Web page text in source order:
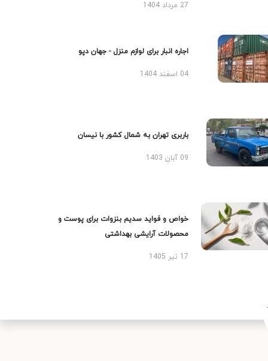
27 مرداد 1404
اجاره انبار برای لوازم منزل - جهان دپو
04 اسفند 1404
باربری تهران به شمال کشور با نیسان
09 آبان 1403
خواص و فواید سدیم بنزوات برای پوست و
محصولات آرایشی بهداشتی
17 تیر 1405